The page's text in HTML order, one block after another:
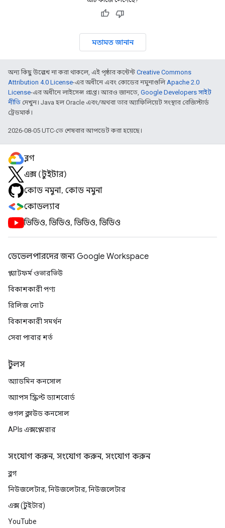
মতামত জানান
অন্য কিছু উল্লেখ না করা থাকলে, এই পৃষ্ঠার কন্টেন্ট Creative Commons
Attribution 4.0 License-এর অধীনে এবং কোডের নমুনাগুলিApache 2.0
License-এর অধীনে লাইসেন্স প্রাপ্ত। আরও জানতে, Google Developers সাইট
নীতি দেখুন। Java হল Oracle এবং/অথবা তার অ্যাফিলিয়েট সংস্থার রেজিস্টার্ড
ট্রেডমার্ক।
2026-08-05 UTC-তে শেষবার আপডেট করা হয়েছে।
ব্লগ
এক্স (টুইটার)
কোড নমুনা, কোড নমুনা
কোডল্যাব
ভিডিও, ভিডিও, ভিডিও, ভিডিও
ডেভেলপারদের জন্য Google Workspace
প্ল্যাটফর্ম ওভারভিউ
বিকাশকারী পণ্য
রিলিজ নোট
বিকাশকারী সমর্থন
সেবা পাবার শর্ত
টুলস
অ্যাডমিন কনসোল
অ্যাপস স্ক্রিপ্ট ড্যাশবোর্ড
গুগল ক্লাউড কনসোল
APIs এক্সপ্লোরার
সংযোগ করুন, সংযোগ করুন, সংযোগ করুন
ব্লগ
নিউজলেটার, নিউজলেটার, নিউজলেটার
এক্স (টুইটার)
YouTube